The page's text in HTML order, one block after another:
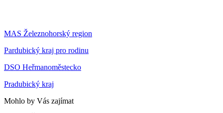
MAS Železnohorský region
Pardubický kraj pro rodinu
DSO Heřmanoměstecko
Pradubický kraj
Mohlo by Vás zajímat